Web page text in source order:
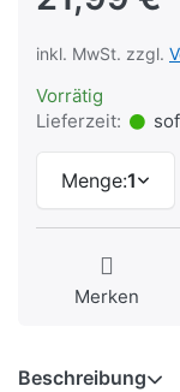
inkl. MwSt. zzgl.
Vorrätig
Lieferzeit:
Menge:1
Merken
Beschreibung